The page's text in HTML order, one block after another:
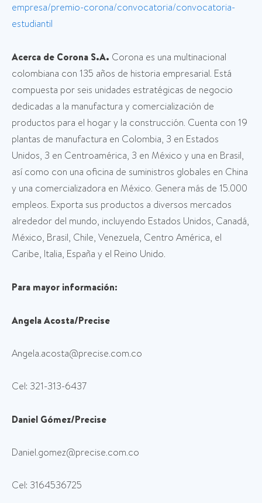
empresa/premio-corona/convocatoria/convocatoria-
estudiantil
Acerca de Corona S.A. Corona es una multinacional
colombiana con 135 años de historia empresarial. Está
compuesta por seis unidades estratégicas de negocio
dedicadas a la manufactura y comercialización de
productos para el hogar y la construcción. Cuenta con 19
plantas de manufactura en Colombia, 3 en Estados
Unidos, 3 en Centroamérica, 3 en México y una en Brasil,
así como con una oficina de suministros globales en China
y una comercializadora en México. Genera más de 15.000
empleos. Exporta sus productos a diversos mercados
alrededor del mundo, incluyendo Estados Unidos, Canadá,
México, Brasil, Chile, Venezuela, Centro América, el
Caribe, Italia, España y el Reino Unido.
Para mayor información:
Angela Acosta/Precise
Angela.acosta@precise.com.co
Cel: 321-313-6437
Daniel Gómez/Precise
Daniel.gomez@precise.com.co
Cel: 3164536725